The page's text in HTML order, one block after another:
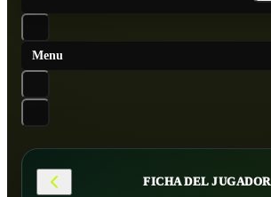
Menu
FICHA DEL JUGADOR